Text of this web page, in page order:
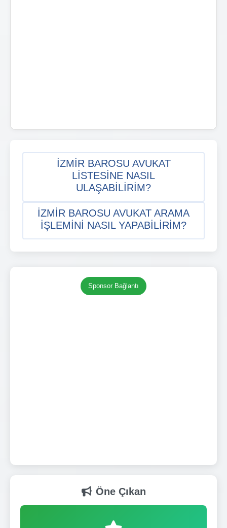
İZMIR BAROSU AVUKAT
LISTESINE NASIL
ULAŞABILIRIM?
İZMIR BAROSU AVUKAT ARAMA
IŞLEMINI NASIL YAPABILIRIM?
Sponsor Bağlantı
Öne Çıkan